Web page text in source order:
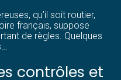
qu’il soit routier,
français, suppose
de règles. Quelques
contrôles et